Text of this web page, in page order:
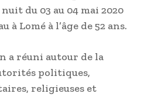
du 03 au 04 mai 2020
à Lomé à l’âge de 52 ans.
a réuni autour de la
politiques,
religieuses et